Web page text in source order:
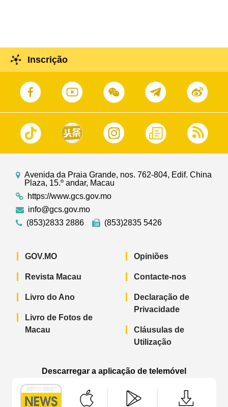
Inscrição
Avenida da Praia Grande, nos. 762-804, Edif. China
Plaza, 15.º andar, Macau
https://www.gcs.gov.mo
info@gcs.gov.mo
(853)2833 2886
(853)2835 5426
GOV.MO
Revista Macau
Livro do Ano
Livro de Fotos de
Macau
Opiniões
Contacte-nos
Declaração de
Privacidade
Cláusulas de
Utilização
Descarregar a aplicação de telemóvel